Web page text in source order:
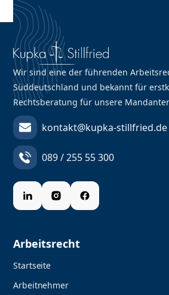
Wir sind eine der führenden
Süddeutschland und bekannt für
Rechtsberatung für unsere
kontakt@kupka-stillfried.de
089 / 255 55 300
Arbeitsrecht
Startseite
Arbeitnehmer